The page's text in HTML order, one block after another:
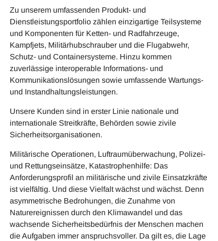
Zu unserem umfassenden Produkt- und
Dienstleistungsportfolio zählen einzigartige Teilsysteme
und Komponenten für Ketten- und Radfahrzeuge,
Kampfjets, Militärhubschrauber und die Flugabwehr,
Schutz- und Containersysteme. Hinzu kommen
zuverlässige interoperable Informations- und
Kommunikationslösungen sowie umfassende Wartungs-
und Instandhaltungsleistungen.
Unsere Kunden sind in erster Linie nationale und
internationale Streitkräfte, Behörden sowie zivile
Sicherheitsorganisationen.
Militärische Operationen, Luftraumüberwachung, Polizei-
und Rettungseinsätze, Katastrophenhilfe: Das
Anforderungsprofil an militärische und zivile Einsatzkräfte
ist vielfältig. Und diese Vielfalt wächst und wächst. Denn
asymmetrische Bedrohungen, die Zunahme von
Naturereignissen durch den Klimawandel und das
wachsende Sicherheitsbedürfnis der Menschen machen
die Aufgaben immer anspruchsvoller. Da gilt es, die Lage